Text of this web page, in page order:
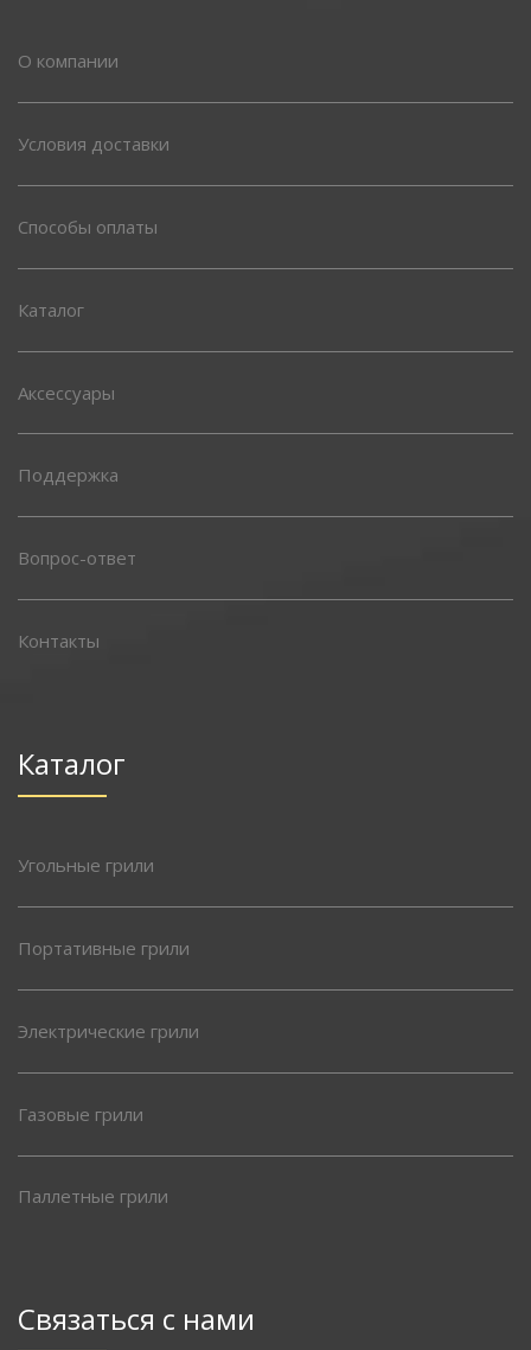
О компании
Условия доставки
Способы оплаты
Каталог
Аксессуары
Поддержка
Вопрос-ответ
Контакты
Каталог
Угольные грили
Портативные грили
Электрические грили
Газовые грили
Паллетные грили
Связаться с нами